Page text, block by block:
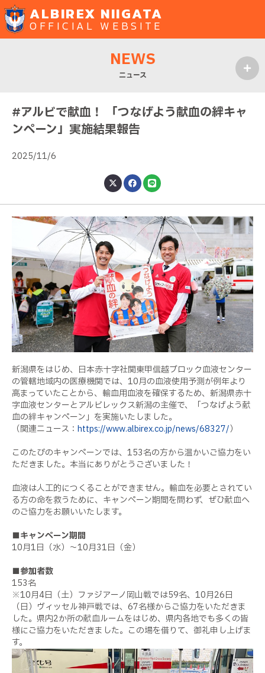
ALBIREX NIIGATA
OFFICIAL WEBSITE
NEWS
ニュース
#アルビで献血！ 「つなげよう献血の絆キャ
ンペーン」実施結果報告
2025/11/6
新潟県をはじめ、日本赤十字社関東甲信越ブロック血液センター
の管轄地域内の医療機関では、10月の血液使用予測が例年より
高まっていたことから、輸血用血液を確保するため、新潟県赤十
字血液センターとアルビレックス新潟の主催で、「つなげよう献
血の絆キャンペーン」を実施いたしました。
（関連ニュース： https://www.albirex.co.jp/news/68327/）
このたびのキャンペーンでは、153名の方から温かいご協力をい
ただきました。本当にありがとうございました！
血液は人工的につくることができません。輸血を必要とされてい
る方の命を救うために、キャンペーン期間を問わず、ぜひ献血へ
のご協力をお願いいたします。
■キャンペーン期間
10月1日（水）～10月31日（金）
■参加者数
153名
※10月4日（土）ファジアーノ岡山戦では59名、10月26日
（日）ヴィッセル神戸戦では、67名様からご協力をいただきま
した。県内2か所の献血ルームをはじめ、県内各地でも多くの皆
様にご協力をいただきました。この場を借りて、御礼申し上げま
す。